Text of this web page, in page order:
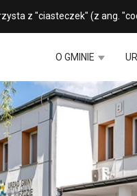
z "ciasteczek" (z ang.
O GMINIE